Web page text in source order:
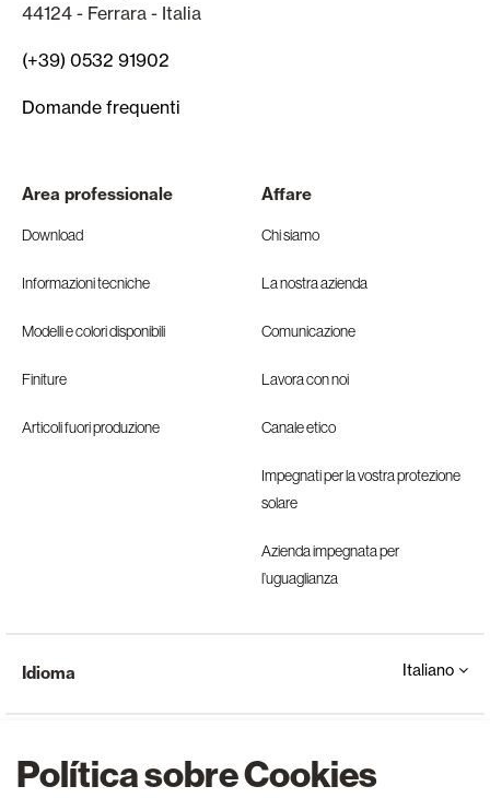
Política sobre Cookies
44124 - Ferrara - Italia
(+39) 0532 91902
Domande frequenti
Area professionale
Download
Informazioni tecniche
Modelli e colori disponibili
Finiture
Articoli fuori produzione
Affare
Chi siamo
La nostra azienda
Comunicazione
Lavora con noi
Canale etico
Impegnati per la vostra protezione
solare
Azienda impegnata per
l’uguaglianza
Idioma Italiano